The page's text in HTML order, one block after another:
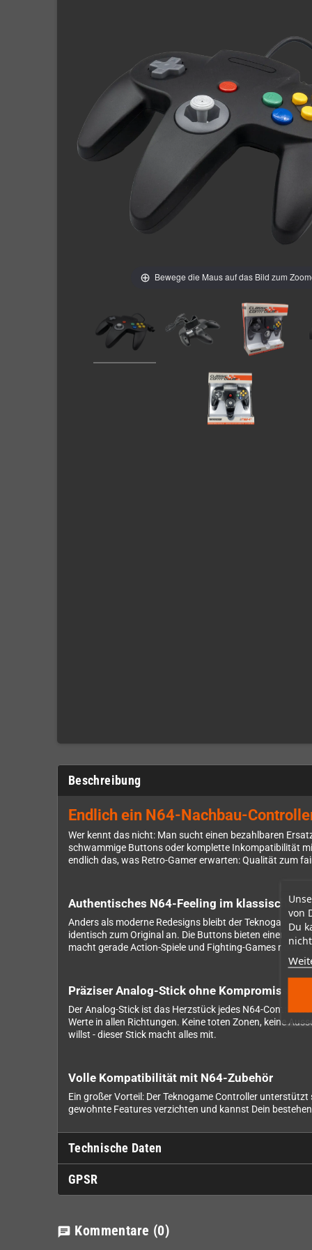
von
Du
Bewege die Maus auf das Bild zum
Beschreibung
Endlich ein N64-Nachbau-
Wer kennt das nicht: Man sucht einen bezahlbaren
schwammige Buttons oder komplette Inkompatibilität
endlich das, was Retro-Gamer erwarten: Qualität zum
Authentisches N64-Feeling im klassischen
Anders als moderne Redesigns bleibt der Teknogame
identisch zum Original an. Die Buttons bieten einen
macht gerade Action-Spiele und Fighting-Games noch
Präziser Analog-Stick ohne Kompromisse
Der Analog-Stick ist das Herzstück jedes N64-
Werte in allen Richtungen. Keine toten Zonen, keine
willst - dieser Stick macht alles mit.
Volle Kompatibilität mit N64-Zubehör
Ein großer Vorteil: Der Teknogame Controller
gewohnte Features verzichten und kannst Dein
Technische Daten
GPSR
chat Kommentare (0)